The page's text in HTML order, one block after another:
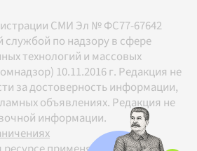
СМИ Эл № ФС77-67642
по надзору в сфере
технологий и массовых
10.11.2016 г. Редакция не
за достоверность информации,
объявлениях. Редакция не
информации.